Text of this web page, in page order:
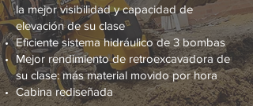
la mejor visibilidad y capacidad de
elevación de su clase
Eficiente sistema hidráulico de 3 bombas
Mejor rendimiento de retroexcavadora de
su clase: más material movido por hora
Cabina rediseñada